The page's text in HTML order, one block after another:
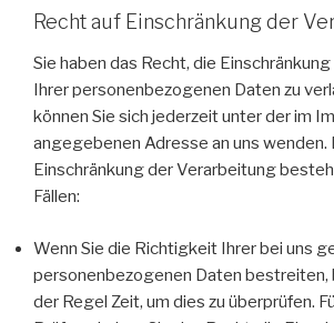
Recht auf Einschränkung der
Sie haben das Recht, die
Ihrer personenbezogenen Daten zu
können Sie sich jederzeit unter der im
angegebenen Adresse an uns wenden.
Einschränkung der Verarbeitung
Fällen:
Wenn Sie die Richtigkeit Ihrer bei uns
personenbezogenen Daten bestreiten,
der Regel Zeit, um dies zu überprüfen.